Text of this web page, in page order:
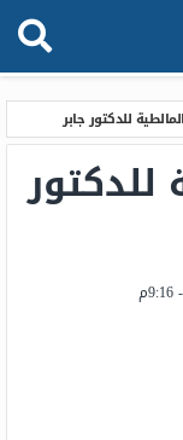
للدكتور جابر
للدكتور